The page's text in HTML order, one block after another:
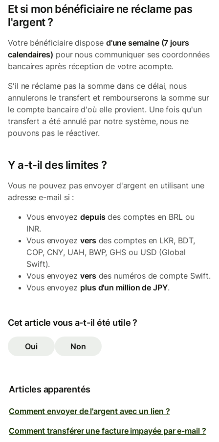
Et si mon bénéficiaire ne réclame pas
l'argent ?
Votre bénéficiaire dispose d'une semaine (7 jours
calendaires) pour nous communiquer ses coordonnées
bancaires après réception de votre acompte.
S'il ne réclame pas la somme dans ce délai, nous
annulerons le transfert et rembourserons la somme sur
le compte bancaire d'où elle provient. Une fois qu'un
transfert a été annulé par notre système, nous ne
pouvons pas le réactiver.
Y a-t-il des limites ?
Vous ne pouvez pas envoyer d'argent en utilisant une
adresse e-mail si :
Vous envoyez depuis des comptes en BRL ou
INR.
Vous envoyez vers des comptes en LKR, BDT,
COP, CNY, UAH, BWP, GHS ou USD (Global
Swift).
Vous envoyez vers des numéros de compte Swift.
Vous envoyez plus d'un million de JPY.
Cet article vous a-t-il été utile ?
Oui Non
Articles apparentés
Comment envoyer de l'argent avec un lien ?
Comment transférer une facture impayée par e-mail ?